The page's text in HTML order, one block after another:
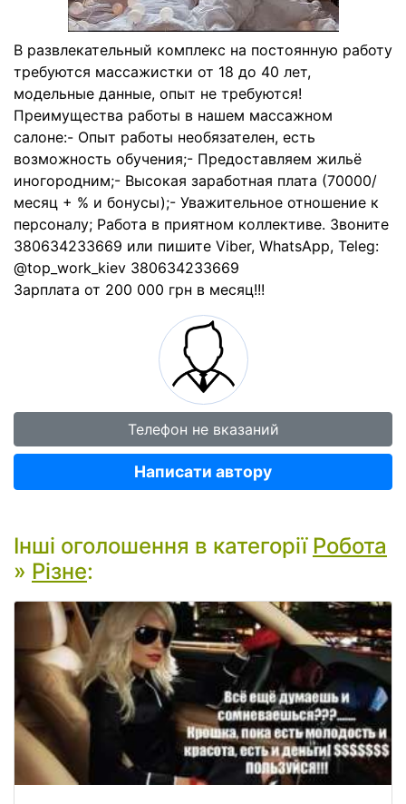
В развлекательный комплекс на постоянную работу
требуются массажистки от 18 до 40 лет,
модельные данные, опыт не требуются!
Преимущества работы в нашем массажном
салоне:- Опыт работы необязателен, есть
возможность обучения;- Предоставляем жильё
иногородним;- Высокая заработная плата (70000/
месяц + % и бонусы);- Уважительное отношение к
персоналу; Работа в приятном коллективе. Звоните
380634233669 или пишите Viber, WhatsApp, Teleg:
@top_work_kiev 380634233669
Зарплата от 200 000 грн в месяц!!!
Телефон не вказаний
Написати автору
Інші оголошення в категорії Робота
» Різне: